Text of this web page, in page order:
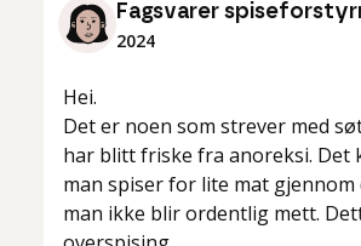
Fagsvarer
2024
Hei.
Det er noen som strever med
har blitt friske fra anoreksi. Det
man spiser for lite mat gjennom
man ikke blir ordentlig mett.